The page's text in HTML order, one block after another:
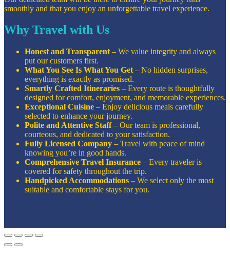
smoothly and that you enjoy an unforgettable travel experience.
Why Travel with Us
Honest and Transparent – We value integrity and always
put our customers first.
What You See Is What You Get – No hidden surprises,
everything is exactly as promised.
Smartly Crafted Itineraries – Every route is thoughtfully
designed for comfort, enjoyment, and memorable experiences.
Exceptional Cuisine – Enjoy delicious meals carefully
selected to enhance your journey.
Polite and Attentive Staff– Our team is professional,
courteous, and dedicated to your satisfaction.
Fully Licensed Company – Travel with peace of mind
knowing you’re in good hands.
Comprehensive Travel Insurance – Every traveler is
covered for safety throughout the trip.
Handpicked Accommodations – We select only the most
suitable and comfortable stays for you.